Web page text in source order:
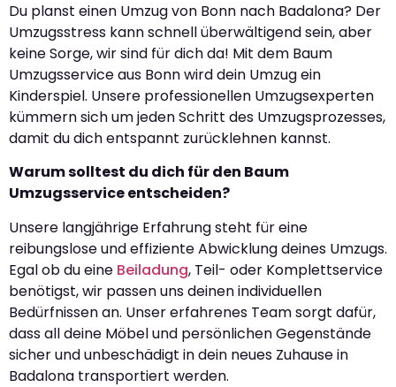
Du planst einen Umzug von Bonn nach Badalona? Der
Umzugsstress kann schnell überwältigend sein, aber
keine Sorge, wir sind für dich da! Mit dem Baum
Umzugsservice aus Bonn wird dein Umzug ein
Kinderspiel. Unsere professionellen Umzugsexperten
kümmern sich um jeden Schritt des Umzugsprozesses,
damit du dich entspannt zurücklehnen kannst.
Warum solltest du dich für den Baum
Umzugsservice entscheiden?
Unsere langjährige Erfahrung steht für eine
reibungslose und effiziente Abwicklung deines Umzugs.
Egal ob du eine Beiladung, Teil- oder Komplettservice
benötigst, wir passen uns deinen individuellen
Bedürfnissen an. Unser erfahrenes Team sorgt dafür,
dass all deine Möbel und persönlichen Gegenstände
sicher und unbeschädigt in dein neues Zuhause in
Badalona transportiert werden.